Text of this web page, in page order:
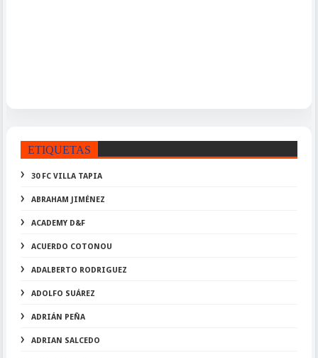
ETIQUETAS
30 FC VILLA TAPIA
ABRAHAM JIMÉNEZ
ACADEMY D&F
ACUERDO COTONOU
ADALBERTO RODRIGUEZ
ADOLFO SUÁREZ
ADRIÁN PEÑA
ADRIAN SALCEDO